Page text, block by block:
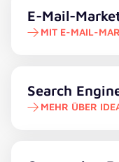
E-Mail-
MIT E-MAIL-
Mit E-Mail-
Search
MEHR ÜBER
Mehr über ideales